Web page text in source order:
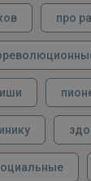
про